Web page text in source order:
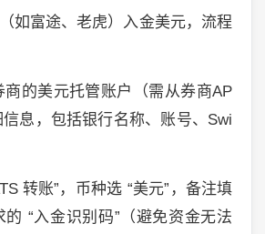
如富途、老虎）入金美元，流程
商的美元托管账户（需从券商AP
息，包括银行名称、账号、 Swi
转账” ，币种选 “美元” ，备注填
的 “入金识别码” （避免资金无法